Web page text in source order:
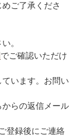
ご了承くださ
。
でご確認いただけ
います。お問い
らの返信メール
登録後にご連絡